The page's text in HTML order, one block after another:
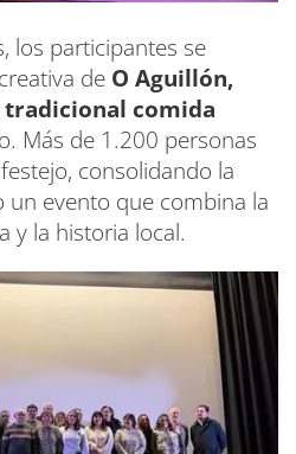
los participantes se
de O Aguillón,
tradicional comida
Más de 1.200 personas
consolidando la
un evento que combina la
y la historia local.